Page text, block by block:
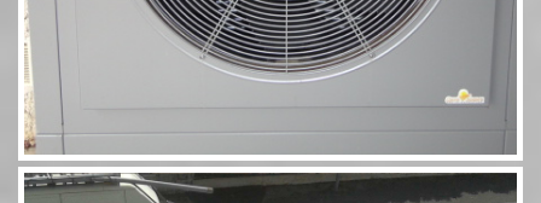
Photovoltaïque Rivsol 5,8 couplé